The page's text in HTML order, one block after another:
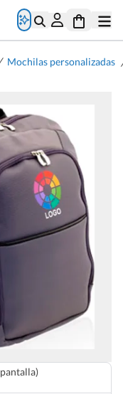
Mochilas personalizadas